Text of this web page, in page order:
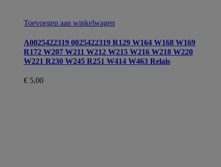
Toevoegen aan winkelwagen
A0025422319 0025422319 R129 W164 W168 W169
R172 W207 W211 W212 W215 W216 W218 W220
W221 R230 W245 R251 W414 W463 Relais
€ 5,00